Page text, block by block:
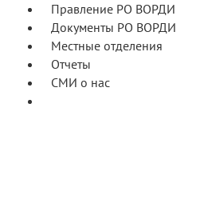
Правление РО ВОРДИ
Документы РО ВОРДИ
Местные отделения
Отчеты
СМИ о нас